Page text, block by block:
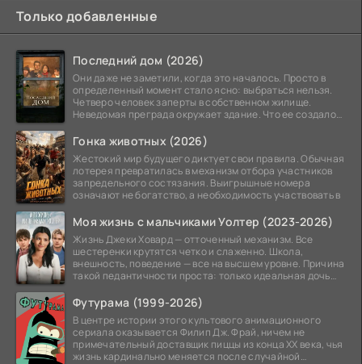
Только добавленные
Последний дом (2026)
Они даже не заметили, когда это началось. Просто в
определенный момент стало ясно: выбраться нельзя.
Четверо человек заперты в собственном жилище.
Неведомая преграда окружает здание. Что ее создало
Гонка животных (2026)
Жестокий мир будущего диктует свои правила. Обычная
лотерея превратилась в механизм отбора участников
запредельного состязания. Выигрышные номера
означают не богатство, а необходимость участвовать в
Моя жизнь с мальчиками Уолтер (2023-2026)
Жизнь Джеки Ховард — отточенный механизм. Все
шестеренки крутятся четко и слаженно. Школа,
внешность, поведение — все на высшем уровне. Причина
такой педантичности проста: только идеальная дочь
Футурама (1999-2026)
В центре истории этого культового анимационного
сериала оказывается Филип Дж. Фрай, ничем не
примечательный доставщик пиццы из конца XX века, чья
жизнь кардинально меняется после случайной